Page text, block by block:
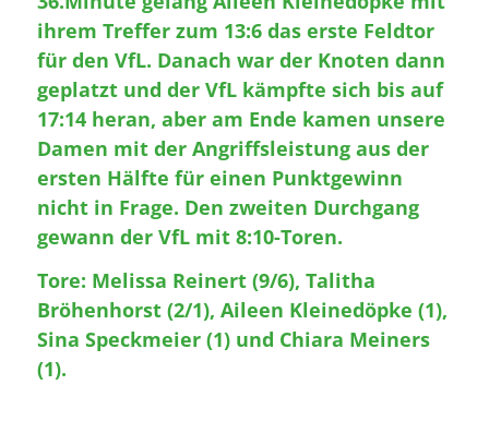
ihrem Treffer zum 13:6 das erste Feldtor
für den VfL. Danach war der Knoten dann
geplatzt und der VfL kämpfte sich bis auf
17:14 heran, aber am Ende kamen unsere
Damen mit der Angriffsleistung aus der
ersten Hälfte für einen Punktgewinn
nicht in Frage. Den zweiten Durchgang
gewann der VfL mit 8:10-Toren.
Tore: Melissa Reinert (9/6), Talitha
Bröhenhorst (2/1), Aileen Kleinedöpke (1),
Sina Speckmeier (1) und Chiara Meiners
(1).